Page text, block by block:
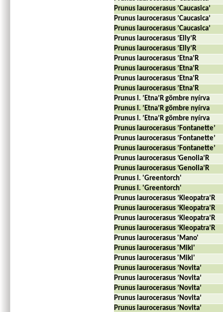
Prunus laurocerasus ’Caucasica’
Prunus laurocerasus ’Caucasica’
Prunus laurocerasus ’Caucasica’
Prunus laurocerasus ’Elly’R
Prunus laurocerasus ’Elly’R
Prunus laurocerasus ’Etna’R
Prunus laurocerasus ’Etna’R
Prunus laurocerasus ’Etna’R
Prunus laurocerasus ’Etna’R
Prunus l. ’Etna’R gömbre nyírva
Prunus l. ’Etna’R gömbre nyírva
Prunus l. ’Etna’R gömbre nyírva
Prunus laurocerasus ’Fontanette’
Prunus laurocerasus ’Fontanette’
Prunus laurocerasus ’Fontanette’
Prunus laurocerasus ’Genolia’R
Prunus laurocerasus ’Genolia’R
Prunus l. 'Greentorch'
Prunus l. 'Greentorch'
Prunus laurocerasus ’Kleopatra’R
Prunus laurocerasus ’Kleopatra’R
Prunus laurocerasus ’Kleopatra’R
Prunus laurocerasus ’Kleopatra’R
Prunus laurocerasus 'Mano'
Prunus laurocerasus 'Miki'
Prunus laurocerasus 'Miki'
Prunus laurocerasus ’Novita’
Prunus laurocerasus ’Novita’
Prunus laurocerasus ’Novita’
Prunus laurocerasus ’Novita’
Prunus laurocerasus ’Novita’